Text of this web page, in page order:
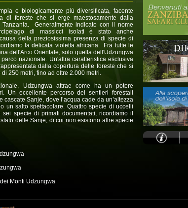
e biologicamente più diversificata, facente
di foreste che si erge maestosamente dalla
Generalmente indicato con il nome
di massicci isolati è stato anche
della preziosissima presenza di specie di
la delicata violetta africana. Fra tutte le
dell'Arco Orientale, solo quella dell'Udzungwa
nazionale. Un'altra caratteristica esclusiva
dalla copertura delle foreste che si
250 metri, fino ad oltre 2.000 metri.
Udzungwa attrae come ha un potere
Un eccellente percorso dei sentieri forestali
Sanje, dove l’acqua cade da un’altezza
un salto spettacolare. Quattro specie di uccelli
specie di primati documentati, ricordiamo il
delle Sanje, di cui non esistono altre specie
Monti Udzungwa